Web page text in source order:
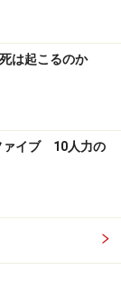
けますが、そ
うにしましょ
ひび割れ）を
離れて避難す
実に安全で素
もらず、ぜひ
います。
は起こるのか
ァイブ 10人力の